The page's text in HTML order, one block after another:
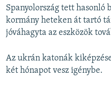
Spanyolország tett
kormány heteken át tartó
jóváhagyta az eszközök
Az ukrán katonák
két hónapot vesz igénybe.